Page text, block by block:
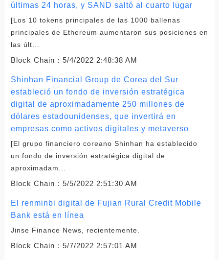
últimas 24 horas, y SAND saltó al cuarto lugar
[Los 10 tokens principales de las 1000 ballenas
principales de Ethereum aumentaron sus posiciones en
las últ...
Block Chain： 5/4/2022 2:48:38 AM
Shinhan Financial Group de Corea del Sur
estableció un fondo de inversión estratégica
digital de aproximadamente 250 millones de
dólares estadounidenses, que invertirá en
empresas como activos digitales y metaverso
[El grupo financiero coreano Shinhan ha establecido
un fondo de inversión estratégica digital de
aproximadam...
Block Chain： 5/5/2022 2:51:30 AM
El renminbi digital de Fujian Rural Credit Mobile
Bank está en línea
Jinse Finance News, recientemente.
Block Chain： 5/7/2022 2:57:01 AM